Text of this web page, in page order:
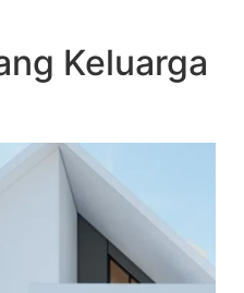
Keluarga